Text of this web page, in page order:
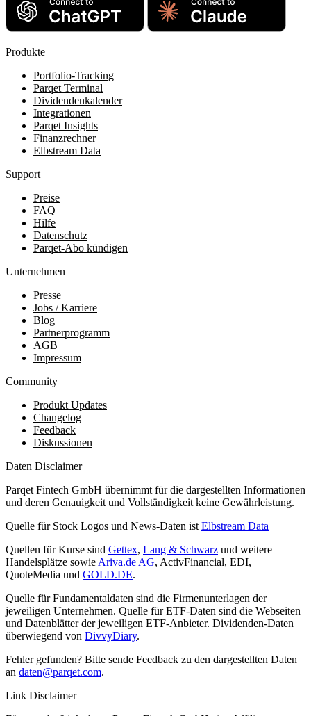
Produkte
Portfolio-Tracking
Parqet Terminal
Dividendenkalender
Integrationen
Parqet Insights
Finanzrechner
Elbstream Data
Support
Preise
FAQ
Hilfe
Datenschutz
Parqet-Abo kündigen
Unternehmen
Presse
Jobs / Karriere
Blog
Partnerprogramm
AGB
Impressum
Community
Produkt Updates
Changelog
Feedback
Diskussionen
Daten Disclaimer
Parqet Fintech GmbH übernimmt für die dargestellten Informationen
und deren Genauigkeit und Vollständigkeit keine Gewährleistung.
Quelle für Stock Logos und News-Daten ist Elbstream Data
Quellen für Kurse sind Gettex, Lang & Schwarz und weitere
Handelsplätze sowie Ariva.de AG, ActivFinancial, EDI,
QuoteMedia und GOLD.DE.
Quelle für Fundamentaldaten sind die Firmenunterlagen der
jeweiligen Unternehmen. Quelle für ETF-Daten sind die Webseiten
und Datenblätter der jeweiligen ETF-Anbieter. Dividenden-Daten
überwiegend von DivvyDiary.
Fehler gefunden? Bitte sende Feedback zu den dargestellten Daten
an daten@parqet.com.
Link Disclaimer